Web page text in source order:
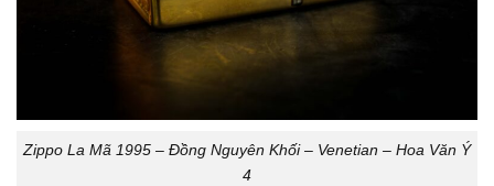
Zippo La Mã 1995 – Đồng Nguyên Khối – Venetian – Hoa Văn Ý
4